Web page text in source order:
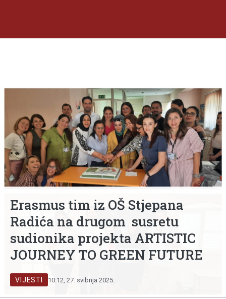
Erasmus tim iz OŠ Stjepana
Radića na drugom susretu
sudionika projekta ARTISTIC
JOURNEY TO GREEN FUTURE
VIJESTI 10:12, 27. svibnja 2025.